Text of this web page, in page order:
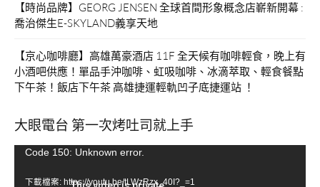
【時尚品牌】GEORG JENSEN 全球首間形象概念店嶄新開幕 :
喬治傑生E-SKYLAND義享天地
【京心咖啡廳】高雄萬豪酒店 11F 全天候有咖啡輕食，晚上有
小酒吧供應！單品手沖咖啡、虹吸咖啡、冰滴萃取、輕食餐點
下午茶！飯店下午茶 高雄捷運輕軌凹子底捷運站 ！
大眼電台 第一次烤吐司就上手
視Code 150: Unknown error.
下載檔案: https://youtu.be/tLWzRzx_40I?_=1